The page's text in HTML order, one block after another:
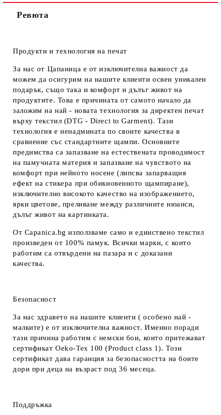
Ревюта
Продукти и технология на печат
За нас от Цапаница е от изключителна важност да
можем да осигурим на нашите клиенти освен уникален
подарък, също така и комфорт и дълъг живот на
продуктите. Това е причината от самото начало да
заложим на най - новата технология за директен печат
върху текстил (DTG - Direct to Garment). Тази
технология е ненадмината по своите качества в
сравнение със стандартните щампи. Основните
предимства са запазване на естествената проводимост
на памучната материя и запазване на чувството на
комфорт при нейното носене (липсва запарващия
ефект на стикера при обикновенното щампиране),
изключително високото качество на изображението,
ярки цветове, преливане между различните нюанси,
дълъг живот на картинката.
От Capanica.bg използваме само и единствено текстил
произведен от 100% памук. Всички марки, с които
работим са отвърдени на пазара и с доказани
качества.
Безопасност
За нас здравето на нашите клиенти ( особено най -
малките) е от изключителна важност. Именно поради
тази причина работим с немски бои, които притежават
сертификат Oeko-Tex 100 (Product class 1). Този
сертификат дава гаранция за безопасността на боите
дори при деца на възраст под 36 месеца.
Поддръжка